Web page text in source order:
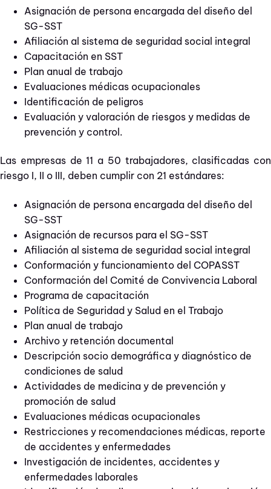
Asignación de persona encargada del diseño del
SG-SST
Afiliación al sistema de seguridad social integral
Capacitación en SST
Plan anual de trabajo
Evaluaciones médicas ocupacionales
Identificación de peligros
Evaluación y valoración de riesgos y medidas de
prevención y control.
Las empresas de 11 a 50 trabajadores, clasificadas con
riesgo I, II o III, deben cumplir con 21 estándares:
Asignación de persona encargada del diseño del
SG-SST
Asignación de recursos para el SG-SST
Afiliación al sistema de seguridad social integral
Conformación y funcionamiento del COPASST
Conformación del Comité de Convivencia Laboral
Programa de capacitación
Política de Seguridad y Salud en el Trabajo
Plan anual de trabajo
Archivo y retención documental
Descripción socio demográfica y diagnóstico de
condiciones de salud
Actividades de medicina y de prevención y
promoción de salud
Evaluaciones médicas ocupacionales
Restricciones y recomendaciones médicas, reporte
de accidentes y enfermedades
Investigación de incidentes, accidentes y
enfermedades laborales